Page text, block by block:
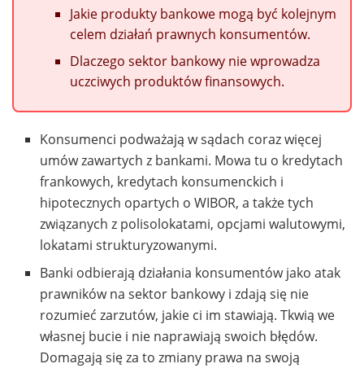
Jakie produkty bankowe mogą być kolejnym
celem działań prawnych konsumentów.
Dlaczego sektor bankowy nie wprowadza
uczciwych produktów finansowych.
Konsumenci podważają w sądach coraz więcej
umów zawartych z bankami. Mowa tu o kredytach
frankowych, kredytach konsumenckich i
hipotecznych opartych o WIBOR, a także tych
związanych z polisolokatami, opcjami walutowymi,
lokatami strukturyzowanymi.
Banki odbierają działania konsumentów jako atak
prawników na sektor bankowy i zdają się nie
rozumieć zarzutów, jakie ci im stawiają. Tkwią we
własnej bucie i nie naprawiają swoich błędów.
Domagają się za to zmiany prawa na swoją